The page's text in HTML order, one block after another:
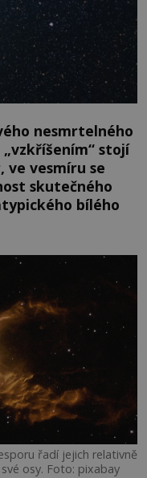
nesmrtelného
stojí
ve vesmíru se
skutečného
bílého
řadí jejich relativně
osy. Foto: pixabay